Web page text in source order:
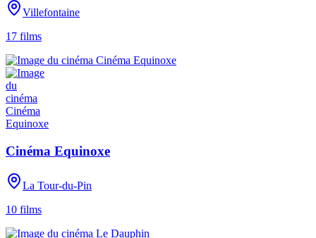
Villefontaine
17 films
Cinéma Equinoxe
La Tour-du-Pin
10 films